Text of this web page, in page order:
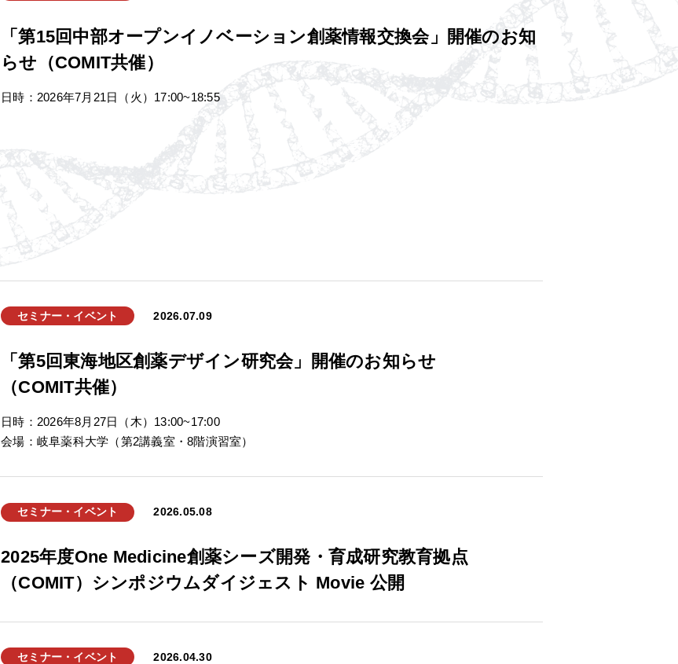
「第15回中部オープンイノベーション創薬情報交換会」開催のお知
らせ（COMIT共催）
日時：2026年7月21日（火）17:00~18:55
セミナー・イベント 2026.07.09
「第5回東海地区創薬デザイン研究会」開催のお知らせ
（COMIT共催）
日時：2026年8月27日（木）13:00~17:00
会場：岐阜薬科大学（第2講義室・8階演習室）
セミナー・イベント 2026.05.08
2025年度One Medicine創薬シーズ開発・育成研究教育拠点
（COMIT）シンポジウムダイジェスト Movie 公開
セミナー・イベント 2026.04.30